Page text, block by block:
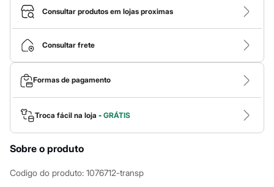
Casacos e Jaquetas
Jeans
Macacões
Saias
Shorts e Bermudas
Vestidos
Acessórios
Bolsas
Bonés e Chapéus
Bijoux
Cintos
Óculos
Relógios
Calçados
Botas
Chinelos
Rasteirinhas
Consultar produtos em lojas proximas
Consultar frete
Formas de pagamento
Troca fácil na loja - GRÁTIS
Sobre o produto
Codigo do produto: 1076712-transp